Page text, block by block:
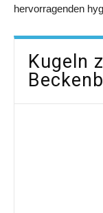
hervorragenden
Kugeln